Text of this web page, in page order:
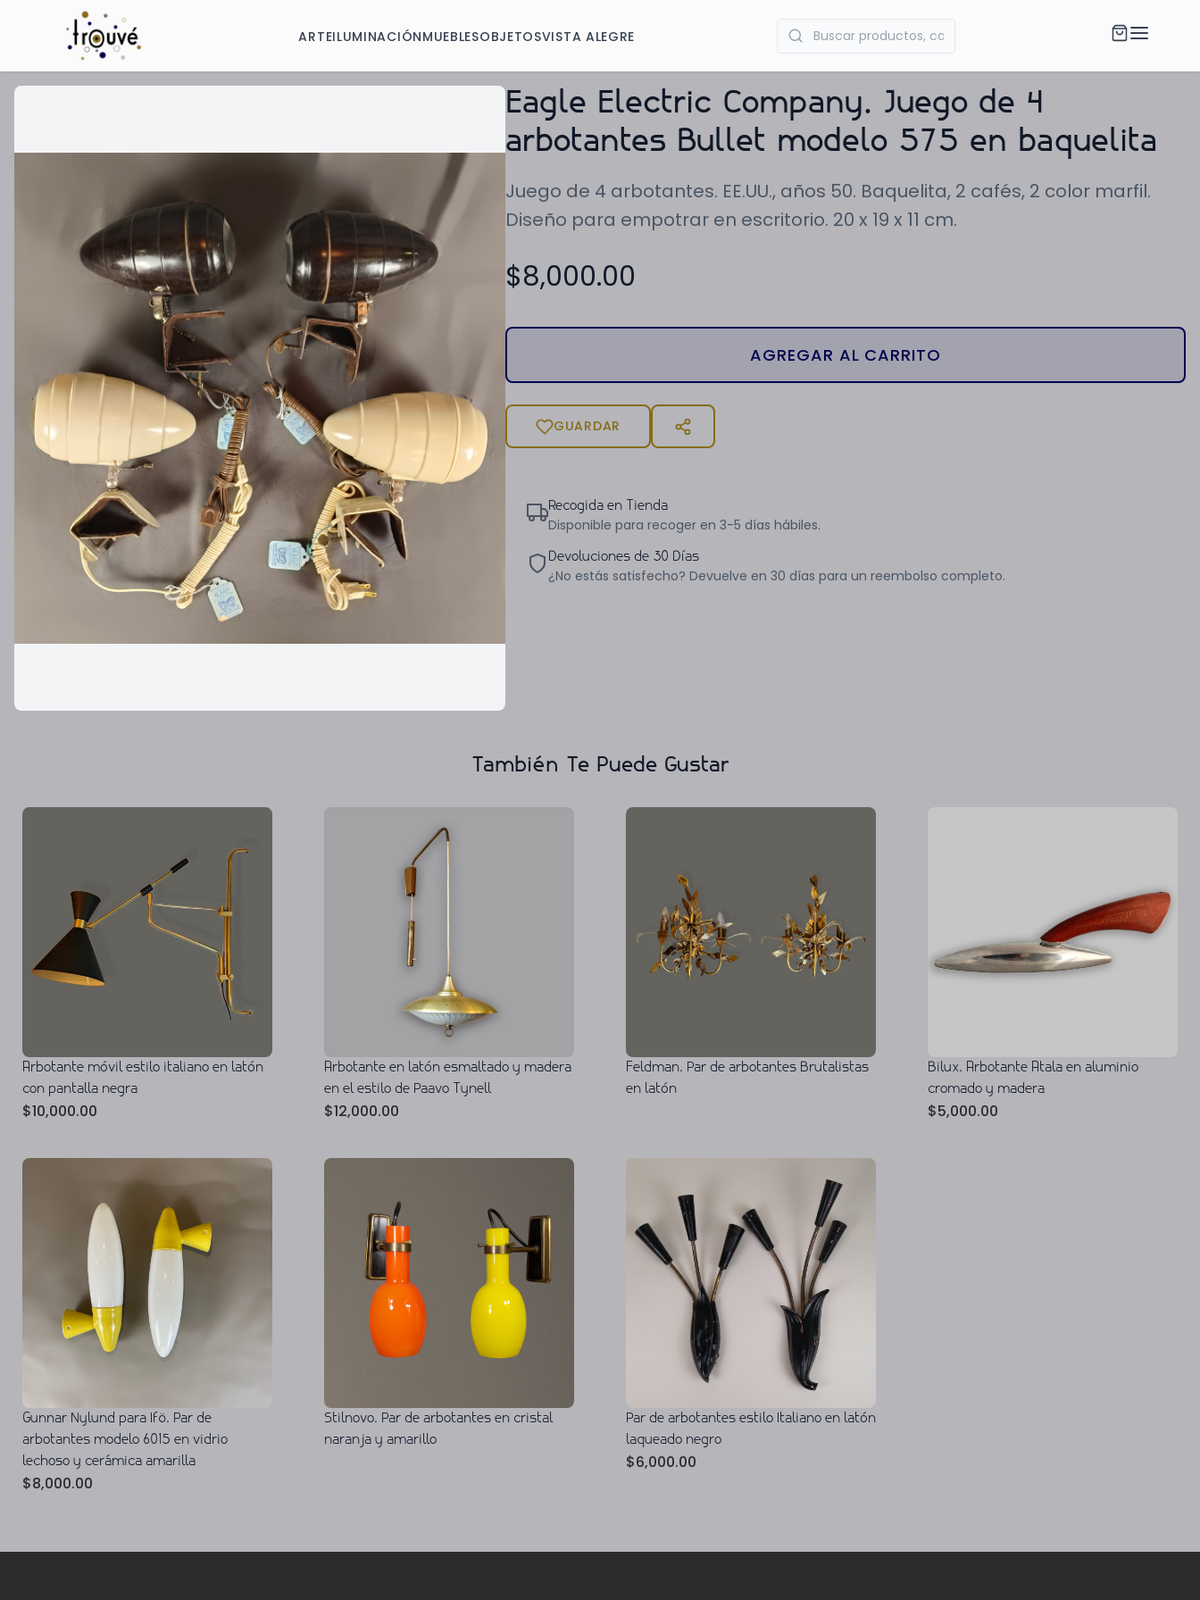
ARTEILUMINACIÓNMUEBLESOBJETOSVISTA ALEGRE
Eagle Electric Company. Juego de 4
arbotantes Bullet modelo 575 en baquelita
Juego de 4 arbotantes. EE.UU., años 50. Baquelita, 2 cafés, 2 color marfil.
Diseño para empotrar en escritorio. 20 x 19 x 11 cm.
$8,000.00
AGREGAR AL CARRITO
GUARDAR
Recogida en Tienda
Disponible para recoger en 3-5 días hábiles.
Devoluciones de 30 Días
¿No estás satisfecho? Devuelve en 30 días para un reembolso completo.
También Te Puede Gustar
Arbotante móvil estilo italiano en latón
con pantalla negra
$10,000.00
Arbotante en latón esmaltado y madera
en el estilo de Paavo Tynell
$12,000.00
Feldman. Par de arbotantes Brutalistas
en latón
Bilux. Arbotante Atala en aluminio
cromado y madera
$5,000.00
Gunnar Nylund para Ifö. Par de
arbotantes modelo 6015 en vidrio
lechoso y cerámica amarilla
$8,000.00
Stilnovo. Par de arbotantes en cristal
naranja y amarillo
Par de arbotantes estilo Italiano en latón
laqueado negro
$6,000.00